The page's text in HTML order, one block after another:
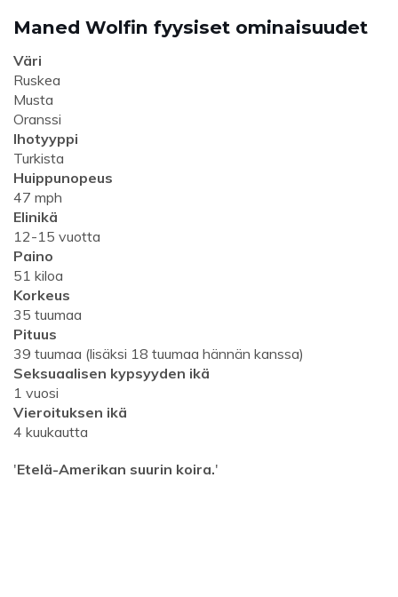
Maned Wolfin fyysiset ominaisuudet
Väri
Ruskea
Musta
Oranssi
Ihotyyppi
Turkista
Huippunopeus
47 mph
Elinikä
12-15 vuotta
Paino
51 kiloa
Korkeus
35 tuumaa
Pituus
39 tuumaa (lisäksi 18 tuumaa hännän kanssa)
Seksuaalisen kypsyyden ikä
1 vuosi
Vieroituksen ikä
4 kuukautta
'Etelä-Amerikan suurin koira.'